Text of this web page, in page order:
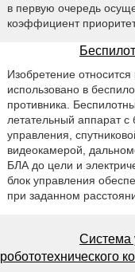
в первую очередь
коэффициент
Изобретение
использовано в
противника.
летательный аппарат
управления,
видеокамерой,
БЛА до цели и
блок управления
при заданном
Система
робототехнического